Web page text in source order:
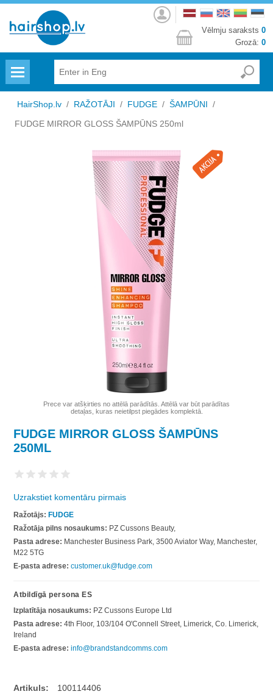
Autorizēties
Vēlmju saraksts 0
Grozā: 0
HairShop.lv / RAŽOTĀJI / FUDGE / ŠAMPŪNI /
FUDGE MIRROR GLOSS ŠAMPŪNS 250ml
Prece var atšķirties no attēlā parādītās. Attēlā var būt parādītas
detaļas, kuras neietilpst piegādes komplektā.
FUDGE MIRROR GLOSS ŠAMPŪNS
250ML
Uzrakstiet komentāru pirmais
Ražotājs: FUDGE
Ražotāja pilns nosaukums: PZ Cussons Beauty,
Pasta adrese: Manchester Business Park, 3500 Aviator Way, Manchester,
M22 5TG
E-pasta adrese: customer.uk@fudge.com
Atbildīgā persona ES
Izplatītāja nosaukums: PZ Cussons Europe Ltd
Pasta adrese: 4th Floor, 103/104 O'Connell Street, Limerick, Co. Limerick,
Ireland
E-pasta adrese: info@brandstandcomms.com
Artikuls:
100114406